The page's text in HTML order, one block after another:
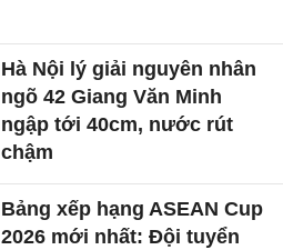
Hà Nội lý giải nguyên nhân
ngõ 42 Giang Văn Minh
ngập tới 40cm, nước rút
chậm
Bảng xếp hạng ASEAN Cup
2026 mới nhất: Đội tuyển